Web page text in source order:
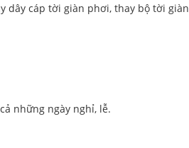
dây cáp tời giàn phơi, thay bộ tời giàn
những ngày nghỉ, lễ.